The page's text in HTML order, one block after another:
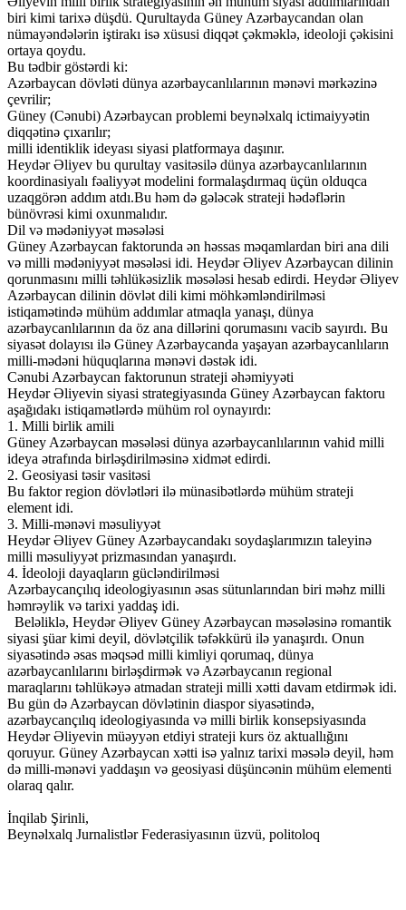
biri kimi tarixə düşdü. Qurultayda Güney Azərbaycandan olan
nümayəndələrin iştirakı isə xüsusi diqqət çəkməklə, ideoloji çəkisini
ortaya qoydu.
Bu tədbir göstərdi ki:
Azərbaycan dövləti dünya azərbaycanlılarının mənəvi mərkəzinə
çevrilir;
Güney (Cənubi) Azərbaycan problemi beynəlxalq ictimaiyyətin
diqqətinə çıxarılır;
milli identiklik ideyası siyasi platformaya daşınır.
Heydər Əliyev bu qurultay vasitəsilə dünya azərbaycanlılarının
koordinasiyalı fəaliyyət modelini formalaşdırmaq üçün olduqca
uzaqgörən addım atdı.Bu həm də gələcək strateji hədəflərin
bünövrəsi kimi oxunmalıdır.
Dil və mədəniyyət məsələsi
Güney Azərbaycan faktorunda ən həssas məqamlardan biri ana dili
və milli mədəniyyət məsələsi idi. Heydər Əliyev Azərbaycan dilinin
qorunmasını milli təhlükəsizlik məsələsi hesab edirdi. Heydər Əliyev
Azərbaycan dilinin dövlət dili kimi möhkəmləndirilməsi
istiqamətində mühüm addımlar atmaqla yanaşı, dünya
azərbaycanlılarının da öz ana dillərini qorumasını vacib sayırdı. Bu
siyasət dolayısı ilə Güney Azərbaycanda yaşayan azərbaycanlıların
milli-mədəni hüquqlarına mənəvi dəstək idi.
Cənubi Azərbaycan faktorunun strateji əhəmiyyəti
Heydər Əliyevin siyasi strategiyasında Güney Azərbaycan faktoru
aşağıdakı istiqamətlərdə mühüm rol oynayırdı:
1. Milli birlik amili
Güney Azərbaycan məsələsi dünya azərbaycanlılarının vahid milli
ideya ətrafında birləşdirilməsinə xidmət edirdi.
2. Geosiyasi təsir vasitəsi
Bu faktor region dövlətləri ilə münasibətlərdə mühüm strateji
element idi.
3. Milli-mənəvi məsuliyyət
Heydər Əliyev Güney Azərbaycandakı soydaşlarımızın taleyinə
milli məsuliyyət prizmasından yanaşırdı.
4. İdeoloji dayaqların gücləndirilməsi
Azərbaycançılıq ideologiyasının əsas sütunlarından biri məhz milli
həmrəylik və tarixi yaddaş idi.
Beləliklə, Heydər Əliyev Güney Azərbaycan məsələsinə romantik
siyasi şüar kimi deyil, dövlətçilik təfəkkürü ilə yanaşırdı. Onun
siyasətində əsas məqsəd milli kimliyi qorumaq, dünya
azərbaycanlılarını birləşdirmək və Azərbaycanın regional
maraqlarını təhlükəyə atmadan strateji milli xətti davam etdirmək idi.
Bu gün də Azərbaycan dövlətinin diaspor siyasətində,
azərbaycançılıq ideologiyasında və milli birlik konsepsiyasında
Heydər Əliyevin müəyyən etdiyi strateji kurs öz aktuallığını
qoruyur. Güney Azərbaycan xətti isə yalnız tarixi məsələ deyil, həm
də milli-mənəvi yaddaşın və geosiyasi düşüncənin mühüm elementi
olaraq qalır.
İnqilab Şirinli,
Beynəlxalq Jurnalistlər Federasiyasının üzvü, politoloq